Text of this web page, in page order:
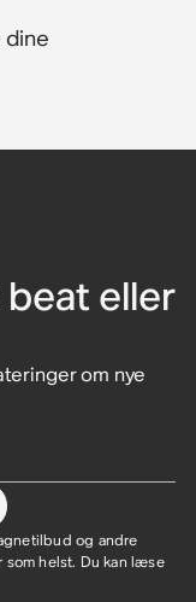
dine
eller
om nye
og andre
som helst. Du kan læse